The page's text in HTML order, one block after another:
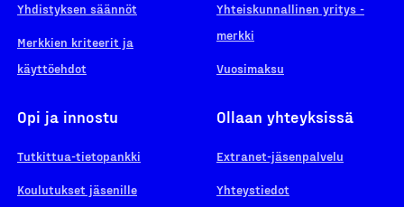
Yhdistyksen säännöt
Merkkien kriteerit ja
käyttöehdot
Yhteiskunnallinen yritys -
merkki
Vuosimaksu
Opi ja innostu
Tutkittua-tietopankki
Koulutukset jäsenille
Ollaan yhteyksissä
Extranet-jäsenpalvelu
Yhteystiedot